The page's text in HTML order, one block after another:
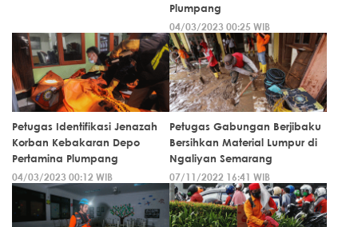
Plumpang
04/03/2023 00:25 WIB
Petugas Identifikasi Jenazah
Korban Kebakaran Depo
Pertamina Plumpang
04/03/2023 00:12 WIB
Petugas Gabungan Berjibaku
Bersihkan Material Lumpur di
Ngaliyan Semarang
07/11/2022 16:41 WIB